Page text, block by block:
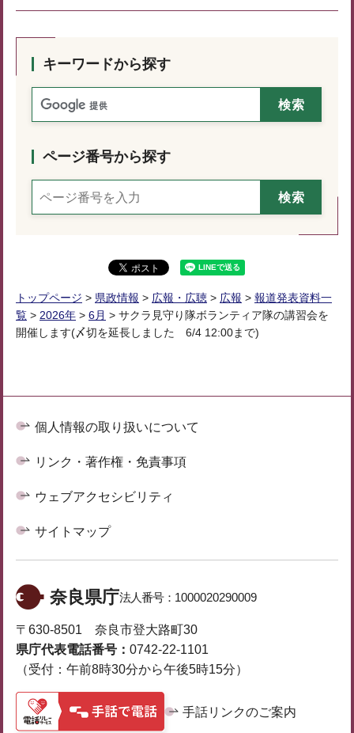
キーワードから探す
ページ番号から探す
トップページ > 県政情報 > 広報・広聴 > 広報 > 報道発表資料一
覧 > 2026年 > 6月 > サクラ見守り隊ボランティア隊の講習会を
開催します(〆切を延長しました 6/4 12:00まで)
個人情報の取り扱いについて
リンク・著作権・免責事項
ウェブアクセシビリティ
サイトマップ
奈良県庁法人番号： 1000020290009
〒630-8501 奈良市登大路町30
県庁代表電話番号： 0742-22-1101
（受付：午前8時30分から午後5時15分）
手話リンクのご案内